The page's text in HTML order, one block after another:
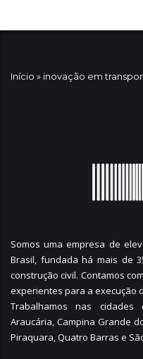
Início » inovação em
Somos uma empresa de
Brasil, fundada há mais de
construção civil. Contamos
experientes para a execução
Trabalhamos nas cidades
Araucária, Campina Grande
Piraquara,Quatro Barras e